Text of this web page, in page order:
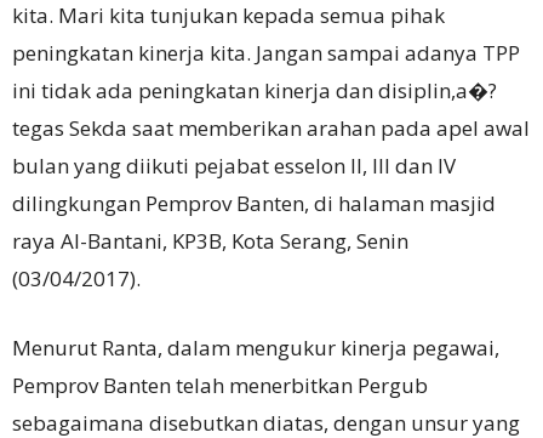
kita. Mari kita tunjukan kepada semua pihak
peningkatan kinerja kita. Jangan sampai adanya TPP
ini tidak ada peningkatan kinerja dan disiplin,a�?
tegas Sekda saat memberikan arahan pada apel awal
bulan yang diikuti pejabat esselon II, III dan IV
dilingkungan Pemprov Banten, di halaman masjid
raya Al-Bantani, KP3B, Kota Serang, Senin
(03/04/2017).
Menurut Ranta, dalam mengukur kinerja pegawai,
Pemprov Banten telah menerbitkan Pergub
sebagaimana disebutkan diatas, dengan unsur yang